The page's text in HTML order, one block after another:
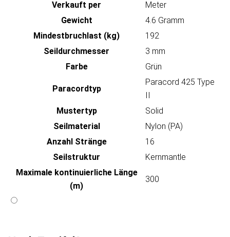
Verkauft per
Meter
Gewicht
4.6 Gramm
Mindestbruchlast (kg)
192
Seildurchmesser
3 mm
Farbe
Grün
Paracordtyp
Paracord 425 Type
II
Mustertyp
Solid
Seilmaterial
Nylon (PA)
Anzahl Stränge
16
Seilstruktur
Kernmantle
Maximale kontinuierliche Länge
(m)
300